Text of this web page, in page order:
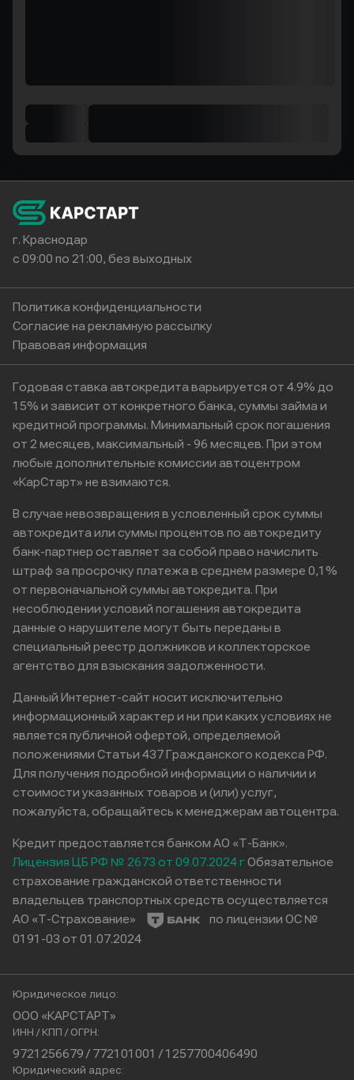
г. Краснодар
с 09:00 по 21:00, без выходных
Политика конфиденциальности
Согласие на рекламную рассылку
Правовая информация
Годовая ставка автокредита варьируется от 4.9% до
15% и зависит от конкретного банка, суммы займа и
кредитной программы. Минимальный срок погашения
от 2 месяцев, максимальный - 96 месяцев. При этом
любые дополнительные комиссии автоцентром
«КарСтарт» не взимаются.
В случае невозвращения в условленный срок суммы
автокредита или суммы процентов по автокредиту
банк-партнер оставляет за собой право начислить
штраф за просрочку платежа в среднем размере 0,1%
от первоначальной суммы автокредита. При
несоблюдении условий погашения автокредита
данные о нарушителе могут быть переданы в
специальный реестр должников и коллекторское
агентство для взыскания задолженности.
Данный Интернет-сайт носит исключительно
информационный характер и ни при каких условиях не
является публичной офертой, определяемой
положениями Статьи 437 Гражданского кодекса РФ.
Для получения подробной информации о наличии и
стоимости указанных товаров и (или) услуг,
пожалуйста, обращайтесь к менеджерам автоцентра.
Кредит предоставляется банком АО «Т-Банк».
Лицензия ЦБ РФ № 2673 от 09.07.2024 гОбязательное
страхование гражданской ответственности
владельцев транспортных средств осуществляется
АО «Т-Страхование»
по лицензии ОС №
0191-03 от 01.07.2024
Юридическое лицо:
ООО «КАРСТАРТ»
ИНН / КПП / ОГРН:
9721256679 / 772101001 / 1257700406490
Юридический адрес: